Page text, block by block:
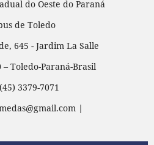
do Oeste do Paraná
de Toledo
645 - Jardim La Salle
– Toledo-Paraná-Brasil
3379-7071
|